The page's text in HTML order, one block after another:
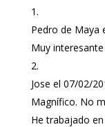
Pedro de Maya
Muy
Jose el 07/02/
Magnífico. No
He trabajado